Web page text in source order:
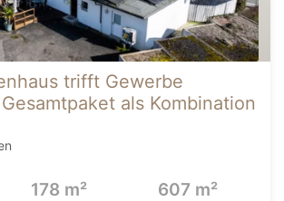
trifft Gewerbe
als Kombination
178 m² 607 m²